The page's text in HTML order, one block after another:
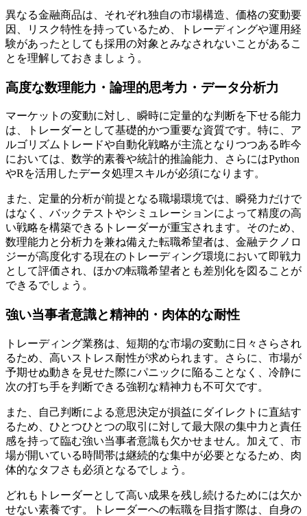
異なる金融商品は、それぞれ独自の市場構造、価格の変動要
因、リスク特性を持っているため、トレーディングや運用経
験があったとしても採用の対象とみなされないことがあるこ
とを理解しておきましょう。
高度な数理能力・論理的思考力・データ分析力
マーケットの変動に対し、瞬時に定量的な判断を下せる能力
は、トレーダーとして基礎的かつ重要な資質です。特に、ア
ルゴリズムトレードや自動化戦略が主流となりつつある昨今
においては、数学的素養や統計的推論能力、さらにはPython
やRを活用したデータ処理スキルが必須になります。
また、定量的分析が前提となる職場環境では、瞬発力だけで
はなく、バックテストやシミュレーションによって精度の高
い戦略を構築できるトレーダーが重宝されます。そのため、
数理能力と分析力を兼ね備えた転職希望者は、金融テクノロ
ジーが高度化する現在のトレーディング環境において即戦力
として評価され、ほかの転職希望者とも差別化を図ることが
できるでしょう。
強い当事者意識と精神的・肉体的な耐性
トレーディング業務は、短期的な市場の変動に日々さらされ
るため、高いストレス耐性が求められます。さらに、市場が
予期せぬ動きを見せた際にパニックに陥ることなく、冷静に
次の打ち手を判断できる強靭な精神力も不可欠です。
また、自己判断による意思決定が損益にダイレクトに直結す
るため、ひとつひとつの取引に対して最大限の集中力と責任
感を持って臨む強い当事者意識も欠かせません。加えて、市
場が開いている時間帯は継続的な集中が必要となるため、肉
体的なタフさも必須となるでしょう。
どれもトレーダーとして高い成果を残し続けるためには欠か
せない素養です。トレーダーへの転職を目指す際は、自身の